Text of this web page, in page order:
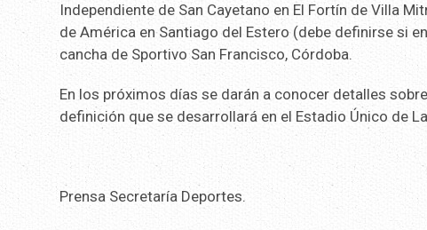
Independiente de San Cayetano en El Fortín de Villa
de América en Santiago del Estero (debe definirse si
cancha de Sportivo San Francisco, Córdoba.
En los próximos días se darán a conocer detalles
definición que se desarrollará en el Estadio Único de
Prensa Secretaría Deportes.